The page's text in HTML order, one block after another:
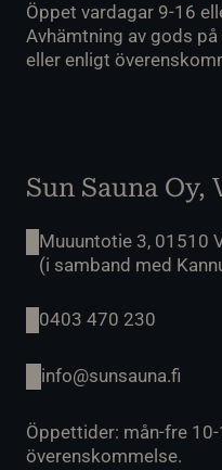
Öppet vardagar 9-16
Avhämtning av gods
eller enligt
Sun Sauna Oy,
Muuuntotie 3, 01510
(i samband med
0403 470 230
info@sunsauna.fi
Öppettider: mån-fre
överenskommelse.